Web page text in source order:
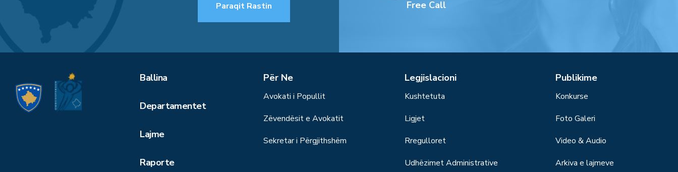
Paraqit Rastin Free Call
Ballina
Departamentet
Lajme
Raporte
Për Ne
Avokati i Popullit
Zëvendësit e Avokatit
Sekretar i Përgjithshëm
Legjislacioni
Kushtetuta
Ligjet
Rregulloret
Udhëzimet Administrative
Publikime
Konkurse
Foto Galeri
Video & Audio
Arkiva e lajmeve